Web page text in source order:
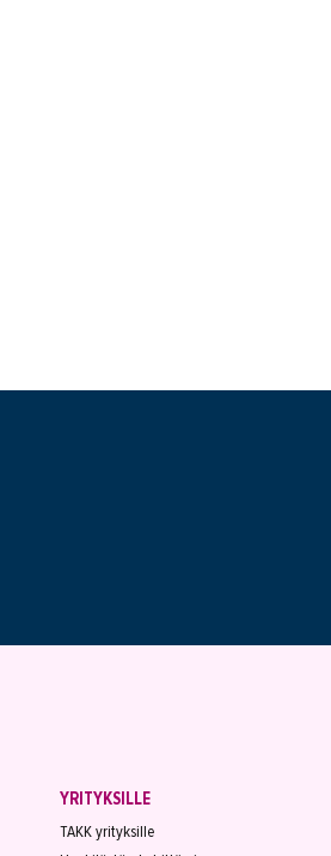
YRITYKSILLE
TAKK yrityksille